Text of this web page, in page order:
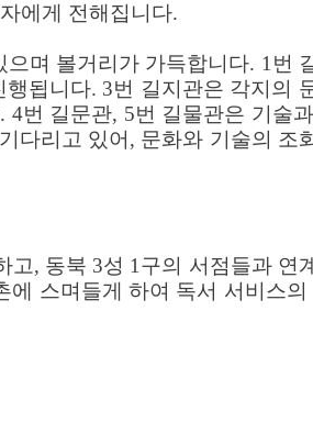
에게 전해집니다.
며 볼거리가 가득합니다. 1번
됩니다. 3번 길지관은 각지의
번 길문관, 5번 길물관은 기술
다리고 있어, 문화와 기술의 조
고, 동북 3성 1구의 서점들과 연
스며들게 하여 독서 서비스의